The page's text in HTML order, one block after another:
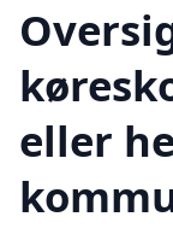
eller